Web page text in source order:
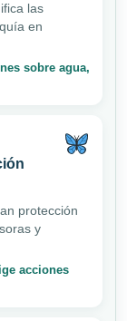
las
en
sobre agua,
protección
y
acciones